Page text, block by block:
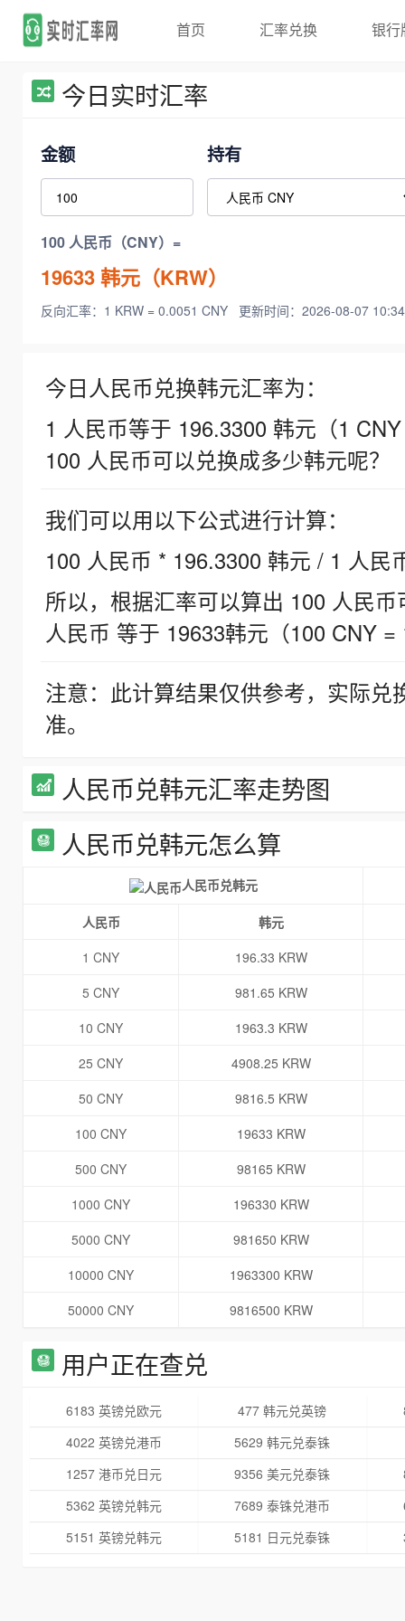
首页 汇率兑换 银行
今日实时汇率
金额 持有
100 人民币（CNY）=
19633韩元（KRW）
反向汇率：1 KRW = 0.0051 CNY 更新时间：2026-08-07
今日人民币兑换韩元汇率为：
1 人民币等于 196.3300 韩元（1
100 人民币可以兑换成多少韩元呢？
我们可以用以下公式进行计算：
100 人民币 * 196.3300 韩元 / 1 人民
所以，根据汇率可以算出 100 人民
人民币 等于 19633韩元（100 CNY =
注意：此计算结果仅供参考，实际
准。
人民币兑韩元汇率走势图
人民币兑韩元怎么算
人民币兑韩元
人民币
韩元
1 CNY
196.33 KRW
5 CNY
981.65 KRW
10 CNY
1963.3 KRW
25 CNY
4908.25 KRW
50 CNY
9816.5 KRW
100 CNY
19633 KRW
500 CNY
98165 KRW
1000 CNY
196330 KRW
5000 CNY
981650 KRW
10000 CNY
1963300 KRW
50000 CNY
9816500 KRW
用户正在查兑
6183 英镑兑欧元 477 韩元兑英镑
4022 英镑兑港币
5629 韩元兑泰铢
1257 港币兑日元
9356 美元兑泰铢
5362 英镑兑韩元
7689 泰铢兑港币
5151 英镑兑韩元
5181 日元兑泰铢